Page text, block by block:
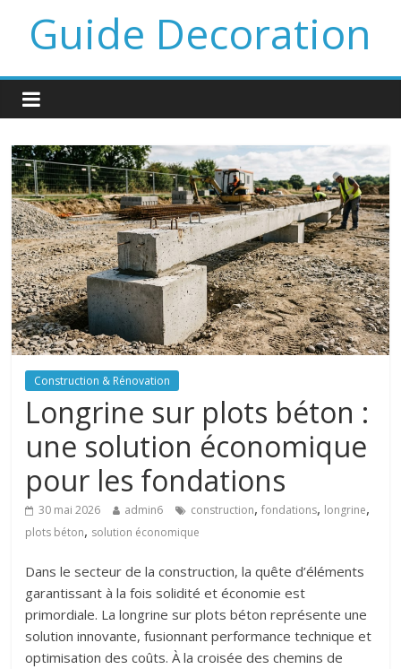
Guide Decoration
Construction & Rénovation
Longrine sur plots béton :
une solution économique
pour les fondations
30 mai 2026 admin6 construction,fondations, longrine,
plots béton, solution économique
Dans le secteur de la construction, la quête d’éléments
garantissant à la fois solidité et économie est
primordiale. La longrine sur plots béton représente une
solution innovante, fusionnant performance technique et
optimisation des coûts. À la croisée des chemins de